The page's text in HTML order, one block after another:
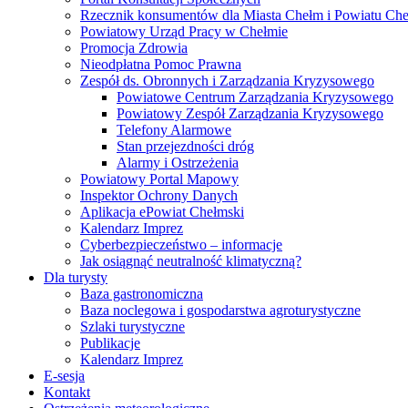
Rzecznik konsumentów dla Miasta Chełm i Powiatu
Powiatowy Urząd Pracy w Chełmie
Promocja Zdrowia
Nieodpłatna Pomoc Prawna
Zespół ds. Obronnych i Zarządzania Kryzysowego
Powiatowe Centrum Zarządzania Kryzysowego
Powiatowy Zespół Zarządzania Kryzysowego
Telefony Alarmowe
Stan przejezdności dróg
Alarmy i Ostrzeżenia
Powiatowy Portal Mapowy
Inspektor Ochrony Danych
Aplikacja ePowiat Chełmski
Kalendarz Imprez
Cyberbezpieczeństwo – informacje
Jak osiągnąć neutralność klimatyczną?
Dla turysty
Baza gastronomiczna
Baza noclegowa i gospodarstwa agroturystyczne
Szlaki turystyczne
Publikacje
Kalendarz Imprez
E-sesja
Kontakt